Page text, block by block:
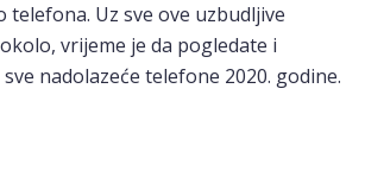
Uz sve ove uzbudljive
vrijeme je da pogledate i
nadolazeće telefone 2020. godine.